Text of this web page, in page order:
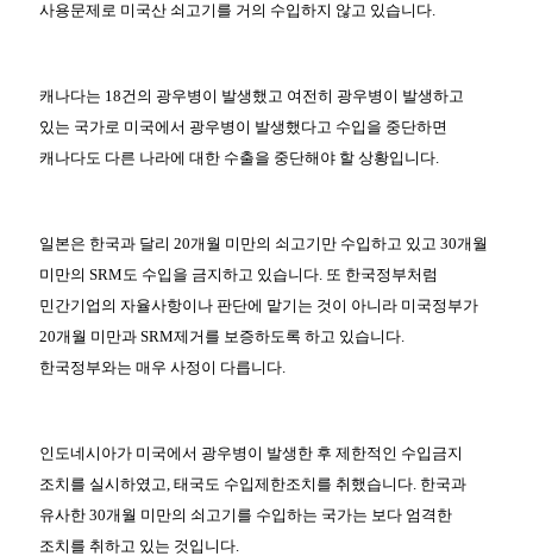
사용문제로 미국산 쇠고기를 거의 수입하지 않고 있습니다.
캐나다는 18건의 광우병이 발생했고 여전히 광우병이 발생하고
있는 국가로 미국에서 광우병이 발생했다고 수입을 중단하면
캐나다도 다른 나라에 대한 수출을 중단해야 할 상황입니다.
일본은 한국과 달리 20개월 미만의 쇠고기만 수입하고 있고 30개월
미만의 SRM도 수입을 금지하고 있습니다. 또 한국정부처럼
민간기업의 자율사항이나 판단에 맡기는 것이 아니라 미국정부가
20개월 미만과 SRM제거를 보증하도록 하고 있습니다.
한국정부와는 매우 사정이 다릅니다.
인도네시아가 미국에서 광우병이 발생한 후 제한적인 수입금지
조치를 실시하였고, 태국도 수입제한조치를 취했습니다. 한국과
유사한 30개월 미만의 쇠고기를 수입하는 국가는 보다 엄격한
조치를 취하고 있는 것입니다.